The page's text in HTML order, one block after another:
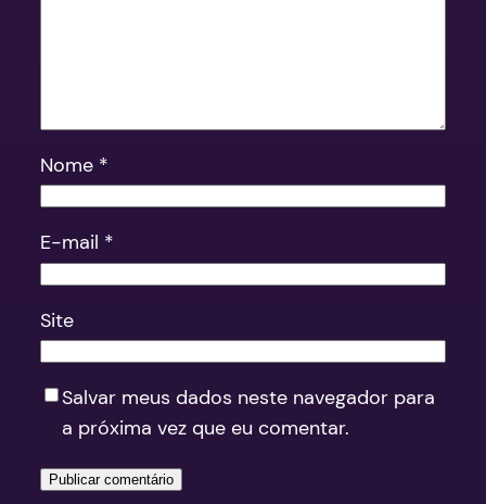
Nome *
E-mail *
Site
Salvar meus dados neste navegador para
a próxima vez que eu comentar.